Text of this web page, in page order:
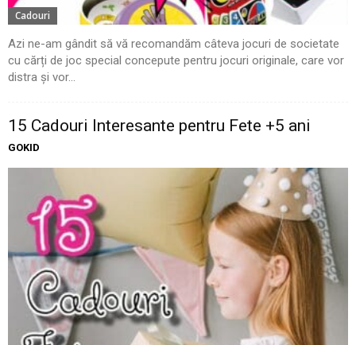
Cadouri
Azi ne-am gândit să vă recomandăm câteva jocuri de societate
cu cărți de joc special concepute pentru jocuri originale, care vor
distra și vor...
15 Cadouri Interesante pentru Fete +5 ani
GOKID